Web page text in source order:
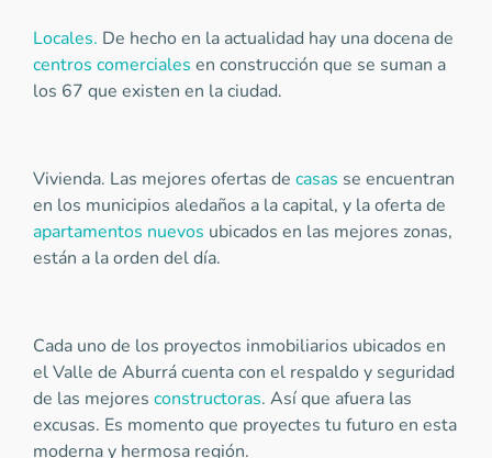
Locales. De hecho en la actualidad hay una docena de
centros comerciales en construcción que se suman a
los 67 que existen en la ciudad.
Vivienda. Las mejores ofertas de casas se encuentran
en los municipios aledaños a la capital, y la oferta de
apartamentos nuevos ubicados en las mejores zonas,
están a la orden del día.
Cada uno de los proyectos inmobiliarios ubicados en
el Valle de Aburrá cuenta con el respaldo y seguridad
de las mejores constructoras. Así que afuera las
excusas. Es momento que proyectes tu futuro en esta
moderna y hermosa región.